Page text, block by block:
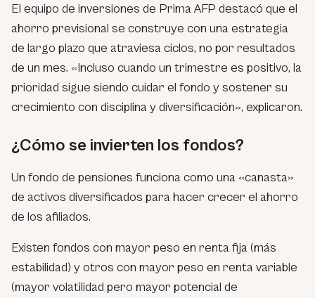
El equipo de inversiones de Prima AFP destacó que el
ahorro previsional se construye con una estrategia
de largo plazo que atraviesa ciclos, no por resultados
de un mes. «Incluso cuando un trimestre es positivo, la
prioridad sigue siendo cuidar el fondo y sostener su
crecimiento con disciplina y diversificación», explicaron.
¿Cómo se invierten los fondos?
Un fondo de pensiones funciona como una «canasta»
de activos diversificados para hacer crecer el ahorro
de los afiliados.
Existen fondos con mayor peso en renta fija (más
estabilidad) y otros con mayor peso en renta variable
(mayor volatilidad pero mayor potencial de